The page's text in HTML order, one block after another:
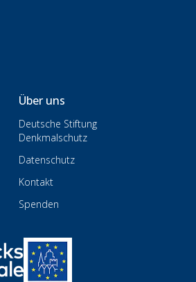
Über uns
Deutsche Stiftung
Denkmalschutz
Datenschutz
Kontakt
Spenden